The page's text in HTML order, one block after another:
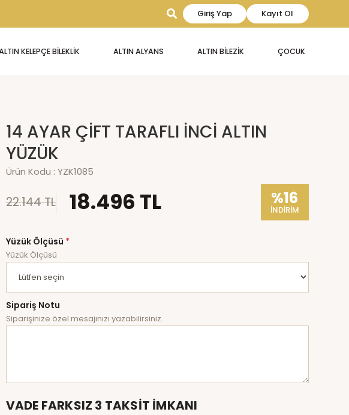
Giriş Yap Kayıt Ol
KELEPÇE BİLEKLİK ALTIN ALYANS ALTIN BİLEZİK ÇOCUK
14 AYAR ÇİFT TARAFLI İNCİ ALTIN
YÜZÜK
Ürün Kodu : YZK1085
22.144 TL 18.496 TL %16
İNDİRİM
Yüzük Ölçüsü *
Yüzük Ölçüsü
Sipariş Notu
Siparişinize özel mesajınızı yazabilirsiniz.
VADE FARKSIZ 3 TAKSİT İMKANI